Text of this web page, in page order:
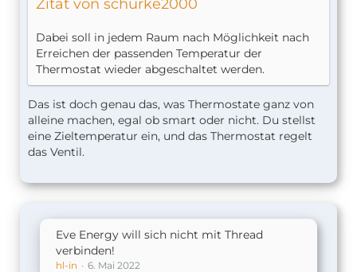
Zitat von schurke2000
Dabei soll in jedem Raum nach Möglichkeit nach
Erreichen der passenden Temperatur der
Thermostat wieder abgeschaltet werden.
Das ist doch genau das, was Thermostate ganz von
alleine machen, egal ob smart oder nicht. Du stellst
eine Zieltemperatur ein, und das Thermostat regelt
das Ventil.
Eve Energy will sich nicht mit Thread
verbinden!
hl-in 6. Mai 2022